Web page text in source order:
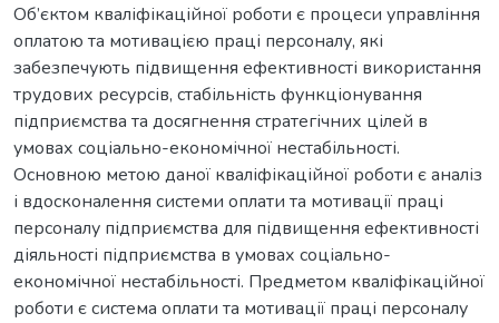
Об’єктом кваліфікаційної роботи є процеси управління
оплатою та мотивацією праці персоналу, які
забезпечують підвищення ефективності використання
трудових ресурсів, стабільність функціонування
підприємства та досягнення стратегічних цілей в
умовах соціально-економічної нестабільності.
Основною метою даної кваліфікаційної роботи є аналіз
і вдосконалення системи оплати та мотивації праці
персоналу підприємства для підвищення ефективності
діяльності підприємства в умовах соціально-
економічної нестабільності. Предметом кваліфікаційної
роботи є система оплати та мотивації праці персоналу